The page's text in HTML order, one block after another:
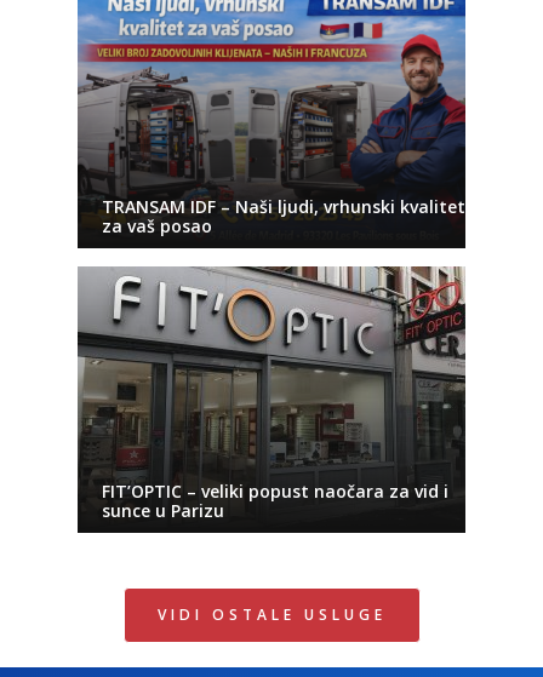
TRANSAM IDF – Naši ljudi, vrhunski kvalitet
za vaš posao
FIT’OPTIC – veliki popust naočara za vid i
sunce u Parizu
VIDI OSTALE USLUGE